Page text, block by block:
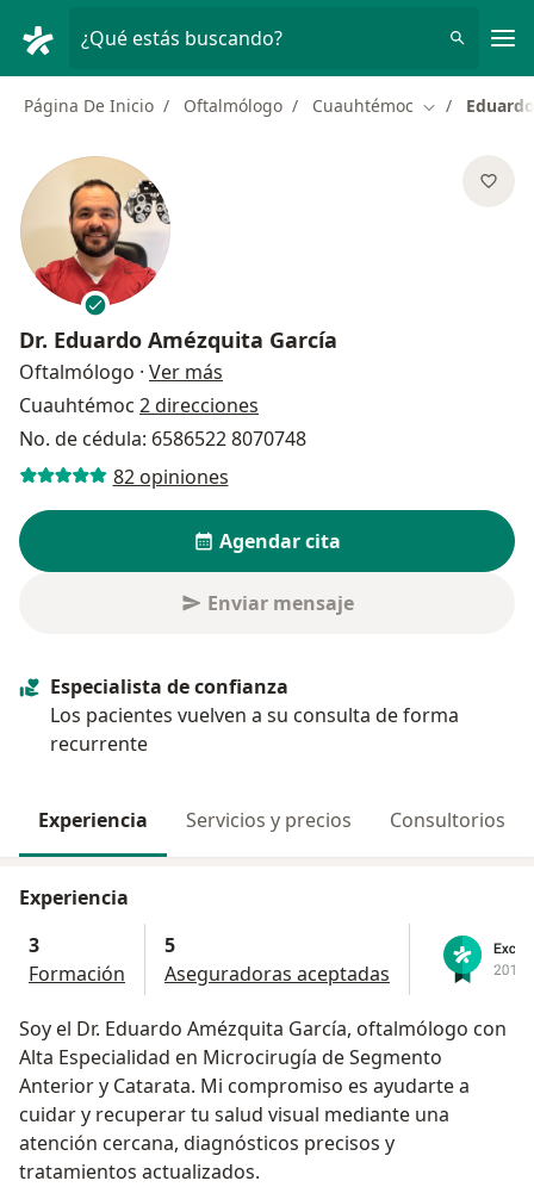
¿Qué estás buscando?
Página De Inicio Oftalmólogo Cuauhtémoc Cambiar de
Dr. Eduardo Amézquita García
Oftalmólogo · Ver más
Cuauhtémoc 2 direcciones
No. de cédula: 6586522 8070748
82 opiniones
Agendar cita
Enviar mensaje
Especialista de confianza
Los pacientes vuelven a su consulta de forma
recurrente
Experiencia Servicios y precios Consultorios
Experiencia
3
Formación
5
Aseguradoras aceptadas
Soy el Dr. Eduardo Amézquita García, oftalmólogo con
Alta Especialidad en Microcirugía de Segmento
Anterior y Catarata. Mi compromiso es ayudarte a
cuidar y recuperar tu salud visual mediante una
atención cercana, diagnósticos precisos y
tratamientos actualizados.